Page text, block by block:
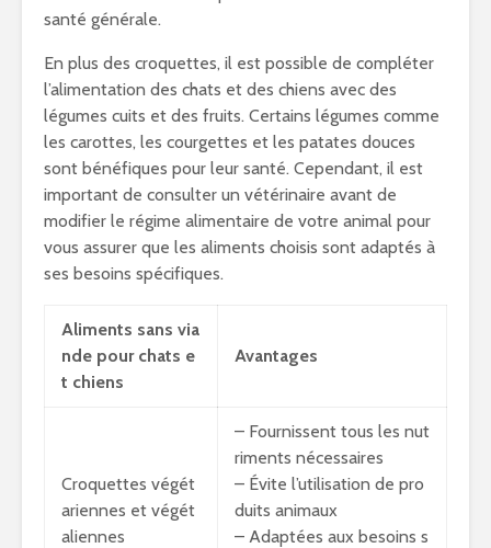
santé générale.
En plus des croquettes, il est possible de compléter
l’alimentation des chats et des chiens avec des
légumes cuits et des fruits. Certains légumes comme
les carottes, les courgettes et les patates douces
sont bénéfiques pour leur santé. Cependant, il est
important de consulter un vétérinaire avant de
modifier le régime alimentaire de votre animal pour
vous assurer que les aliments choisis sont adaptés à
ses besoins spécifiques.
Aliments sans via
nde pour chats e
t chiens
Avantages
Croquettes végét
ariennes et végét
aliennes
– Fournissent tous les nut
riments nécessaires
– Évite l’utilisation de pro
duits animaux
– Adaptées aux besoins s